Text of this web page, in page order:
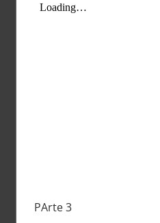
PArte 3